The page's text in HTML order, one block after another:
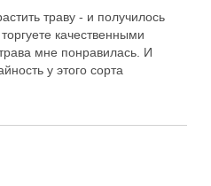
траву - и получилось
качественными
мне понравилась. И
у этого сорта